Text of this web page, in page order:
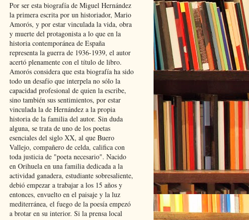
Por ser esta biografía de Miguel Hernández
la primera escrita por un historiador, Mario
Amorós, y por estar vinculada la vida, obra
y muerte del protagonista a lo que en la
historia contemporánea de España
representa la guerra de 1936-1939, el autor
acertó plenamente con el título de libro.
Amorós considera que esta biografía ha sido
todo un desafío que interpela no sólo la
capacidad profesional de quien la escribe,
sino también sus sentimientos, por estar
vinculada la de Hernández a la propia
historia de la familia del autor. Sin duda
alguna, se trata de uno de los poetas
esenciales del siglo XX, al que Buero
Vallejo, compañero de celda, califica con
toda justicia de "poeta necesario". Nacido
en Orihuela en una familia dedicada a la
actividad ganadera, estudiante sobresaliente,
debió empezar a trabajar a los 15 años y
entonces, envuelto en el paisaje y la luz
mediterránea, el fuego de la poesía empezó
a brotar en su interior. Si la prensa local